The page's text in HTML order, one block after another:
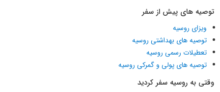
توصیه های پیش از سفر
ویزای روسیه
توصیه های بهداشتی روسیه
تعطیلات رسمی روسیه
توصیه های پولی و گمرکی روسیه
وقتی به روسیه سفر کردید